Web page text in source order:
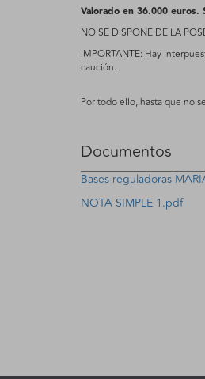
Valorado en 36.000
NO SE DISPONE DE LA
IMPORTANTE: Hay
caución.
Por todo ello, hasta que no
Documentos
Bases reguladoras
NOTA SIMPLE 1.pdf